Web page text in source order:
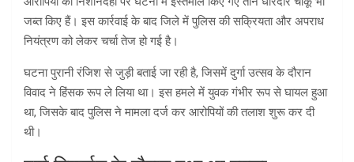
जब्त किए हैं। इस कार्रवाई के बाद जिले में पुलिस की सक्रियता और अपराध
नियंत्रण को लेकर चर्चा तेज हो गई है।
घटना पुरानी रंजिश से जुड़ी बताई जा रही है, जिसमें दुर्गा उत्सव के दौरान
विवाद ने हिंसक रूप ले लिया था। इस हमले में युवक गंभीर रूप से घायल हुआ
था, जिसके बाद पुलिस ने मामला दर्ज कर आरोपियों की तलाश शुरू कर दी
थी।